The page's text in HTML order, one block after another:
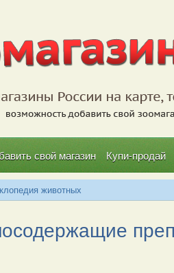
свой магазин Купи-продай
животных